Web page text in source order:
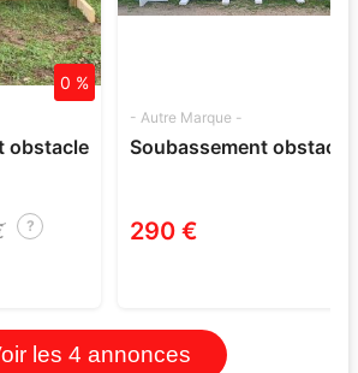
obstacle
?
0 %
- Autre Marque -
Soubassement obstacle
290 €
les 4 annonces